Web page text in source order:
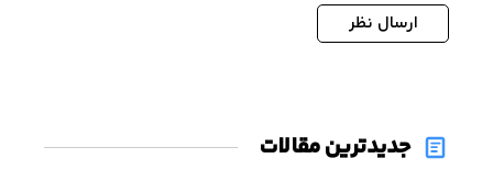
ارسال نظر
جدیدترین مقالات